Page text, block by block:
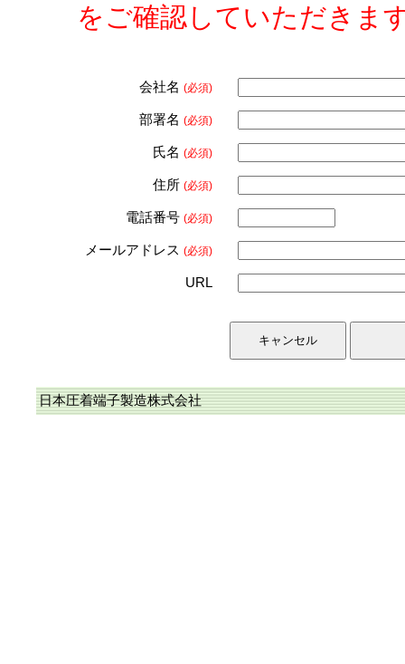
をご確認していただきま
会社名 (必須)
部署名 (必須)
氏名 (必須)
住所 (必須)
電話番号 (必須)
メールアドレス (必須)
URL
日本圧着端子製造株式会社